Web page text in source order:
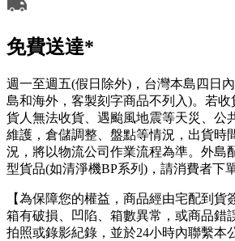
免費送達*
週一至週五(假日除外)，台灣本島四日
島和海外，客製刻字商品不列入)。若
貨人無法收貨、遇颱風地震等天災、公
維護，倉儲調整、盤點等情況，出貨時
況，將以物流公司作業流程為準。外島
型貨品(如清淨機BP系列)，請消費者下
【為保障您的權益，商品經由宅配到貨
箱有破損、凹陷、箱數異常，或商品錯
拍照或錄影紀錄，並於24小時內聯繫本